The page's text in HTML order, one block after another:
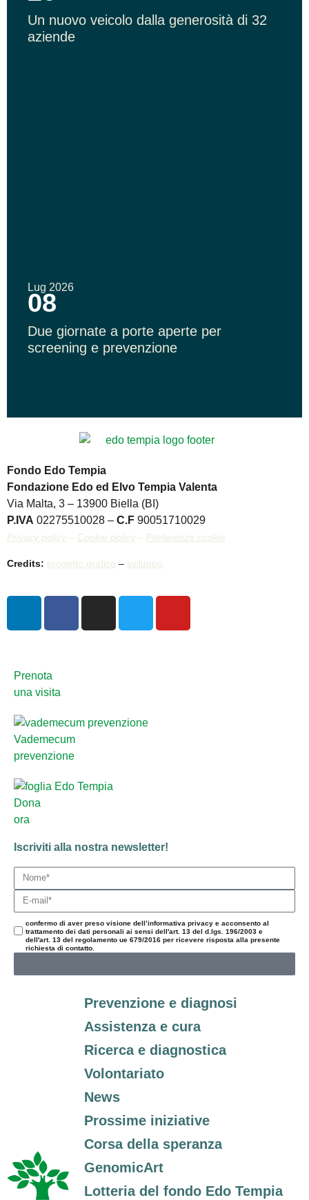
Un nuovo veicolo dalla generosità di 32
aziende
Lug 2026
08
Due giornate a porte aperte per
screening e prevenzione
Fondo Edo Tempia
Fondazione Edo ed Elvo Tempia Valenta
Via Malta, 3 – 13900 Biella (BI)
P.IVA 02275510028 – C.F 90051710029
Privacy policy – Cookie policy – Preferenze cookie
Credits: progetto grafico – sviluppo
Prenota
una visita
Vademecum
prevenzione
Dona
ora
Iscriviti alla nostra newsletter!
confermo di aver preso visione dell’informativa privacy e acconsento al
trattamento dei dati personali ai sensi dell'art. 13 del d.lgs. 196/2003 e
dell'art. 13 del regolamento ue 679/2016 per ricevere risposta alla presente
richiesta di contatto.
Prevenzione e diagnosi
Assistenza e cura
Ricerca e diagnostica
Volontariato
News
Prossime iniziative
Corsa della speranza
GenomicArt
Lotteria del fondo Edo Tempia